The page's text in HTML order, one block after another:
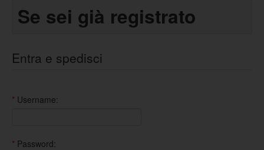
Se sei già registrato
Entra e spedisci
* Username:
* Password: